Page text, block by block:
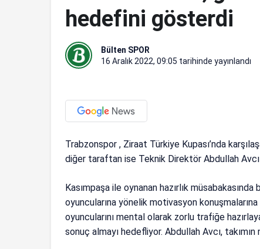
hedefini gösterdi
Bülten SPOR
16 Aralık 2022, 09:05 tarihinde yayınlandı
Trabzonspor , Ziraat Türkiye Kupası’nda
diğer taraftan ise Teknik Direktör Abdullah Avcı
Kasımpaşa ile oynanan hazırlık
oyuncularına yönelik motivasyon
oyuncularını mental olarak zorlu trafiğe
sonuç almayı hedefliyor. Abdullah Avcı,